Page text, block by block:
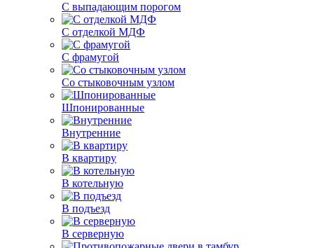
С выпадающим порогом
С отделкой МДФ
С фрамугой
Со стыковочным узлом
Шпонированные
Внутренние
В квартиру
В котельную
В подъезд
В серверную